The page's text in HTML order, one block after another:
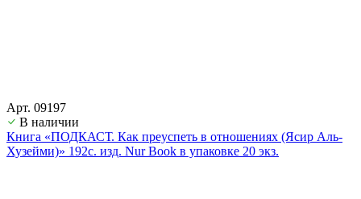
Арт. 09197
В наличии
Книга «ПОДКАСТ. Как преуспеть в отношениях (Ясир Аль-
Хузейми)» 192с. изд. Nur Book в упаковке 20 экз.